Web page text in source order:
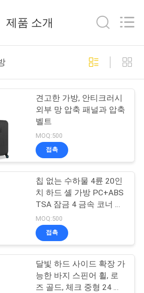
드케이스
69
장 케이스
49
33
제품 소개
견고한 가방, 안티크러시
외부 망 압축 패널과 압축
벨트
MOQ:500
접촉
칩 없는 수하물 4륜 20인
치 하드 셸 가방 PC+ABS
TSA 잠금 4 금속 코너 흰
색
MOQ:500
접촉
달빛 하드 사이드 확장 가
능한 바지 스핀어 휠, 로
즈 골드, 체크 중형 24 인